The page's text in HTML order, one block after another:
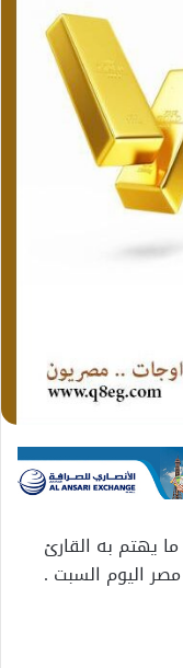
يهتم به القارئ
اليوم السبت .